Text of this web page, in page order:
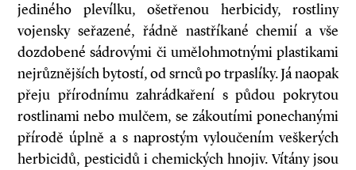
jediného plevílku, ošetřenou herbicidy, rostliny
vojensky seřazené, řádně nastříkané chemií a vše
dozdobené sádrovými či umělohmotnými plastikami
nejrůznějších bytostí, od srnců po trpaslíky. Já naopak
přeju přírodnímu zahrádkaření s půdou pokrytou
rostlinami nebo mulčem, se zákoutími ponechanými
přírodě úplně a s naprostým vyloučením veškerých
herbicidů, pesticidů i chemických hnojiv. Vítány jsou